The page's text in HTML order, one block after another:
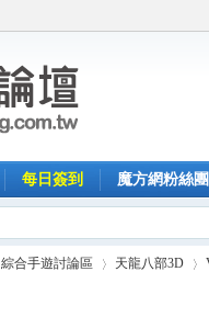
每日簽到 魔方網粉絲團
綜合手遊討論區 天龍八部3D